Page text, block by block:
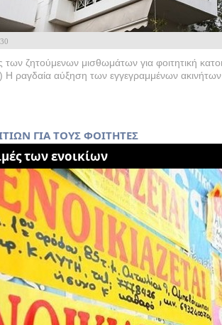
των ζητούμενων μισθωμάτων για φοιτητική
Η ραγδαία αύξηση των εγγεγραμμένων
ΓΙΑ ΤΟΥΣ ΦΟΙΤΗΤΕΣ
των ενοικίων